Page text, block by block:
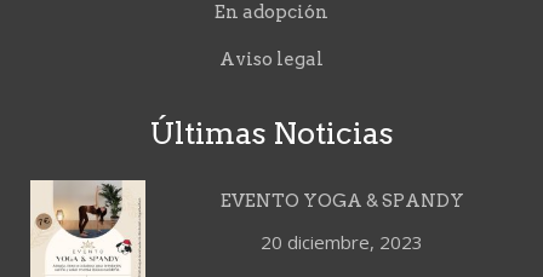
En adopción
Aviso legal
Últimas Noticias
EVENTO YOGA & SPANDY
20 diciembre, 2023